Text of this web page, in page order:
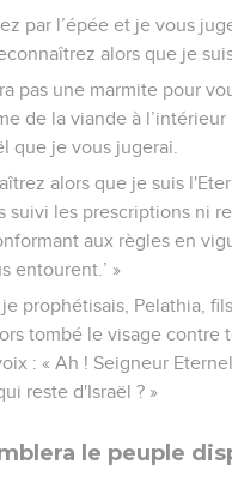
par l’épée et je vous
alors que je
pas une marmite pour
de la viande à l’intérieur
que je vous jugerai.
alors que je suis
suivi les prescriptions ni
aux règles en
entourent.’ »
prophétisais, Pelathia,
tombé le visage contre
: « Ah ! Seigneur
reste d'Israël ? »
le peuple